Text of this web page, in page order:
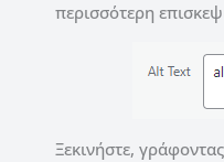
περισσότερη
Ξεκινήστε, γράφοντας